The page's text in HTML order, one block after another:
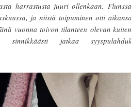
harrastusta juuri ollenkaan.
ja niistä toipuminen otti
vuonna toivon tilanteen olevan
jatkaa